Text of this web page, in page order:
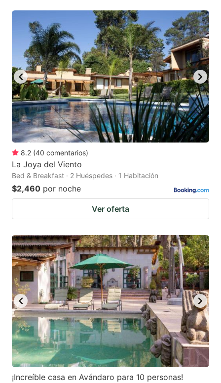
8.2 (40 comentarios)
La Joya del Viento
Bed & Breakfast · 2 Huéspedes · 1 Habitación
$2,460 por noche
Ver oferta
¡Increíble casa en Avándaro para 10 personas!